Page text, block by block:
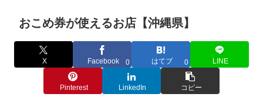
おこめ券が使えるお店【沖縄県】
X Facebook 0 はてブ 0 LINE
Pinterest LinkedIn コピー